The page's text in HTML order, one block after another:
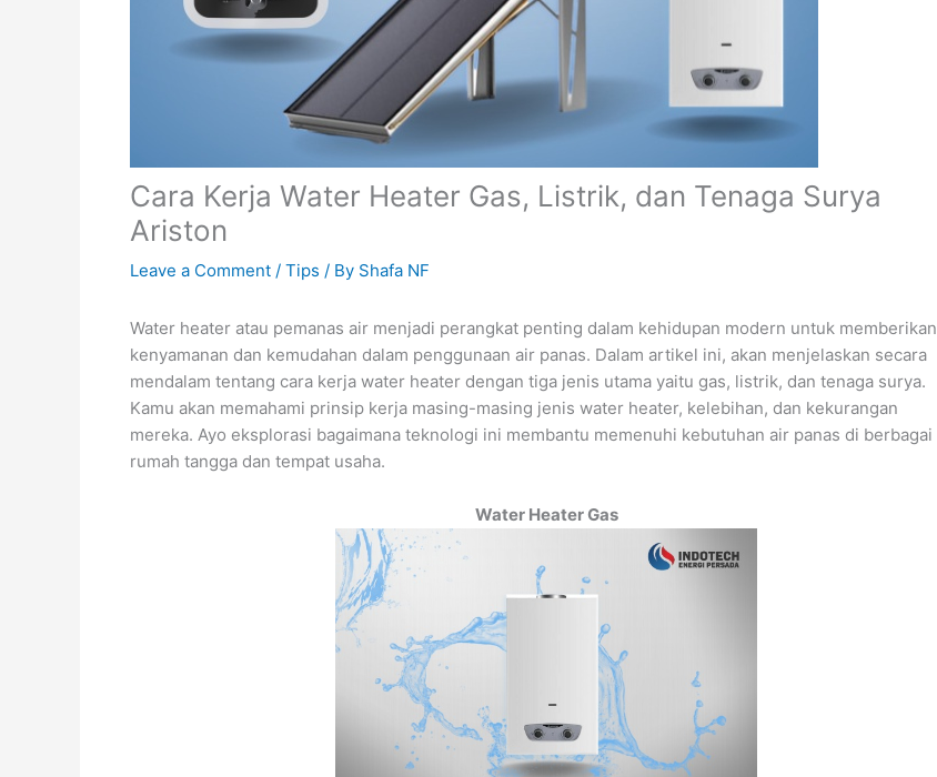
Cara Kerja Water Heater Gas, Listrik, dan Tenaga Surya
Ariston
Leave a Comment / Tips / By Shafa NF
Water heater atau pemanas air menjadi perangkat penting dalam kehidupan modern untuk memberikan
kenyamanan dan kemudahan dalam penggunaan air panas. Dalam artikel ini, akan menjelaskan secara
mendalam tentang cara kerja water heater dengan tiga jenis utama yaitu gas, listrik, dan tenaga surya.
Kamu akan memahami prinsip kerja masing-masing jenis water heater, kelebihan, dan kekurangan
mereka. Ayo eksplorasi bagaimana teknologi ini membantu memenuhi kebutuhan air panas di berbagai
rumah tangga dan tempat usaha.
Water Heater Gas